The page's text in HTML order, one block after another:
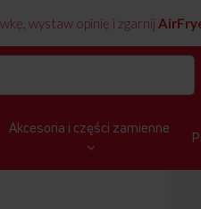
wystaw opinię i zgarnij
Akcesoria i części zamienne